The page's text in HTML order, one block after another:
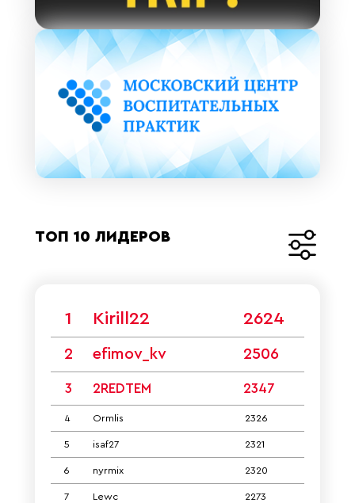
ТОП 10 ЛИДЕРОВ
1 Kirill22 2624
2 efimov_kv 2506
3 2REDTEM 2347
4 Ormlis 2326
5 isaf27 2321
6 nyrmix 2320
7 Lewc 2273